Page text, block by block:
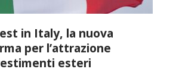
in Italy, la nuova
per l’attrazione
esteri